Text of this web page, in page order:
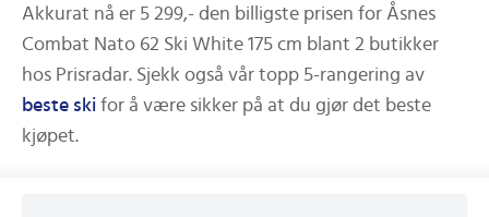
Akkurat nå er 5 299,- den billigste prisen for Åsnes
Combat Nato 62 Ski White 175 cm blant 2 butikker
hos Prisradar. Sjekk også vår topp 5-rangering av
beste ski for å være sikker på at du gjør det beste
kjøpet.